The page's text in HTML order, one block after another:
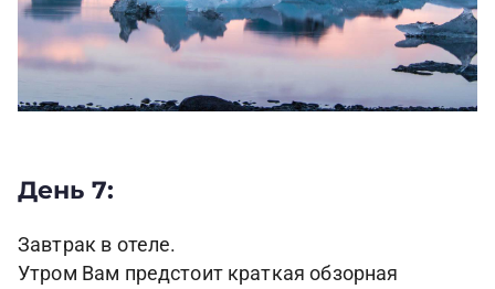
День 7:
Завтрак в отеле.
Утром Вам предстоит краткая обзорная